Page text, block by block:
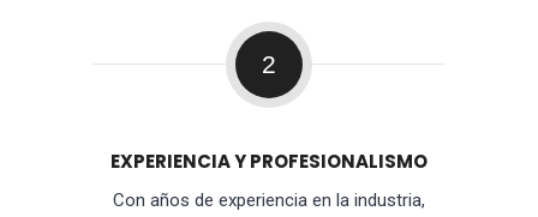
2
EXPERIENCIA Y PROFESIONALISMO
Con años de experiencia en la industria,